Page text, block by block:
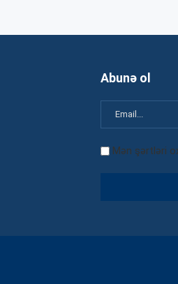
Abunə ol
Mən şərtləri